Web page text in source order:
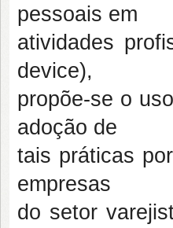
pessoais em
atividades
device),
propõe-se o
adoção de
tais práticas
empresas
do setor